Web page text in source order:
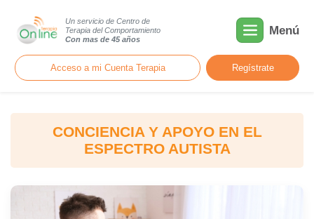
Un servicio de Centro de
Terapia del Comportamiento
Con mas de 45 años
Menú
Acceso a mi Cuenta Terapia Regístrate
CONCIENCIA Y APOYO EN EL
ESPECTRO AUTISTA